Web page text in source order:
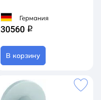
Германия
30560 q
В корзину